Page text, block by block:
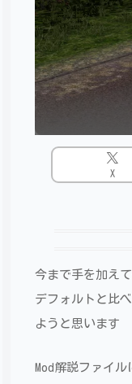
X
今まで手を加え
デフォルトと比
ようと思います
Mod解説ファイ